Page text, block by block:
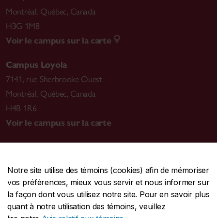
Notre site utilise des témoins (cookies) afin de mémoriser
vos préférences, mieux vous servir et nous informer sur
la façon dont vous utilisez notre site. Pour en savoir plus
quant à notre utilisation des témoins, veuillez
Montréal, Québec, Canada
H3G 1M8
Voir le campus sur la carte
Campus Loyola
7141, rue Sherbrooke Ouest
Montréal, Québec, Canada
H4B 1R6
Voir le campus sur la carte
CENTRALE514-848-2424
URGENCE514-848-3717
Protection et prévention | Accessibilité | Confidentialité